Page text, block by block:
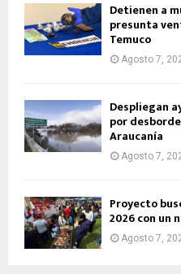
Detienen a
presunta
Temuco
Agosto 7,
Despliegan
por
Araucanía
Agosto 7,
Proyecto
2026 con un
Agosto 7,